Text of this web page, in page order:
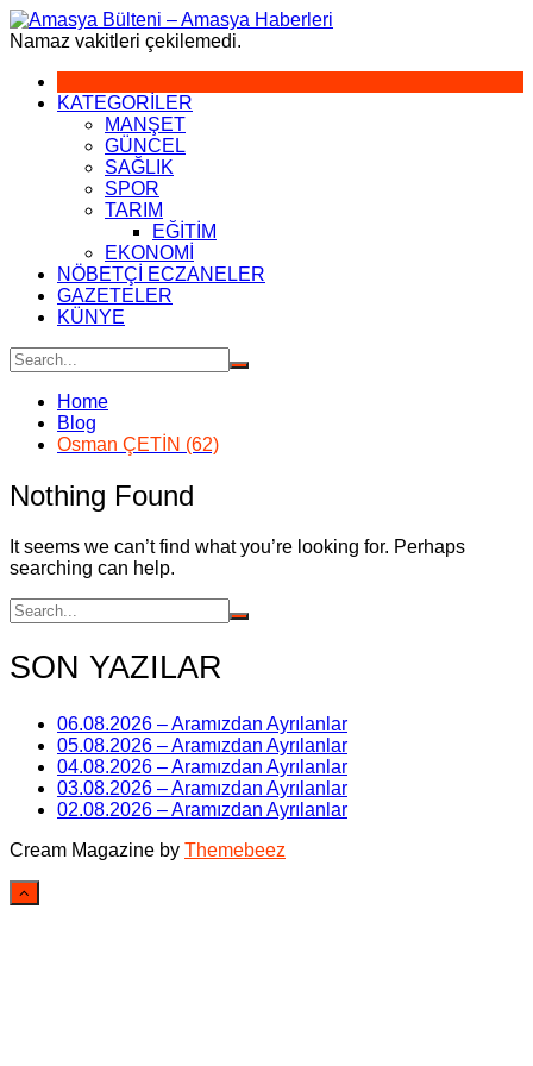
Skip
to
Namaz vakitleri çekilemedi.
KATEGORİLER
MANŞET
GÜNCEL
SAĞLIK
SPOR
TARIM
EĞİTİM
EKONOMİ
NÖBETÇİ ECZANELER
GAZETELER
KÜNYE
Home
Blog
Osman ÇETİN (62)
Nothing Found
It seems we can’t find what you’re looking for. Perhaps
searching can help.
SON YAZILAR
06.08.2026 – Aramızdan Ayrılanlar
05.08.2026 – Aramızdan Ayrılanlar
04.08.2026 – Aramızdan Ayrılanlar
03.08.2026 – Aramızdan Ayrılanlar
02.08.2026 – Aramızdan Ayrılanlar
Cream Magazine by Themebeez